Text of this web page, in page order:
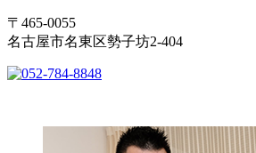
〒465-0055
名古屋市名東区勢子坊2-404